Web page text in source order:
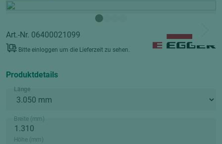
Art.-Nr. 06400021099
Bitte einloggen um die Lieferzeit zu sehen.
Produktdetails
Länge
Breite (mm)
Höhe (mm)